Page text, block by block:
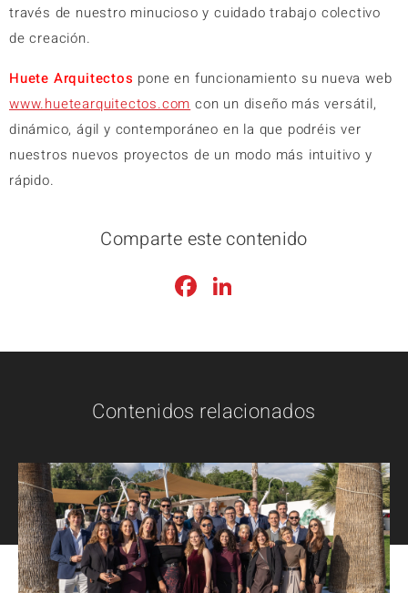
través de nuestro minucioso y cuidado trabajo colectivo
de creación.
Huete Arquitectos pone en funcionamiento su nueva web
www.huetearquitectos.com con un diseño más versátil,
dinámico, ágil y contemporáneo en la que podréis ver
nuestros nuevos proyectos de un modo más intuitivo y
rápido.
Comparte este contenido
Facebook
Contenidos relacionados